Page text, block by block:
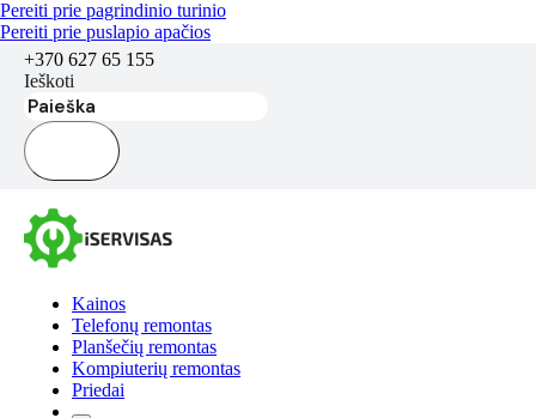
Pereiti prie pagrindinio turinio
Pereiti prie puslapio apačios
+370 627 65 155
Ieškoti
Kainos
Telefonų remontas
Planšečių remontas
Kompiuterių remontas
Priedai